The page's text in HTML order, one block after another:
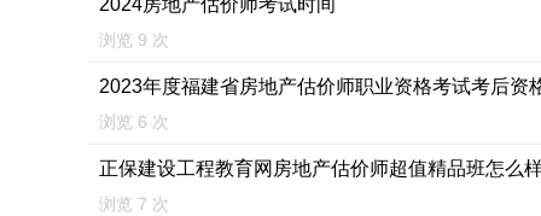
2024房地产估价师考试时间
浏览 9 次
2023年度福建省房地产估价师职业资格考试考后资
浏览 6 次
正保建设工程教育网房地产估价师超值精品班怎么
浏览 7 次